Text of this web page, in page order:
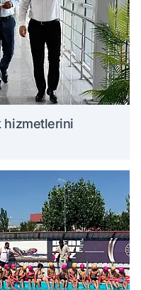
hizmetlerini